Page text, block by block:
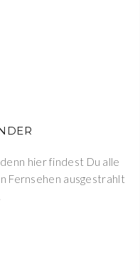
hier findest Du alle
Fernsehen ausgestrahlt